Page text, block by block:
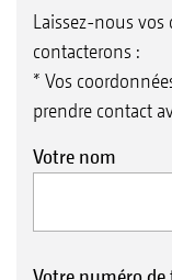
Laissez-nous
contacterons :
* Vos
prendre contact
Votre nom